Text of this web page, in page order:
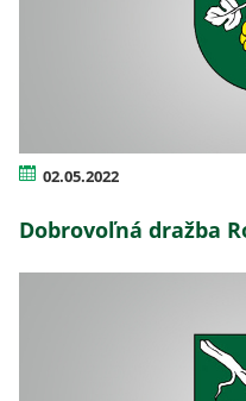
02.05.2022
Dobrovoľná dražba